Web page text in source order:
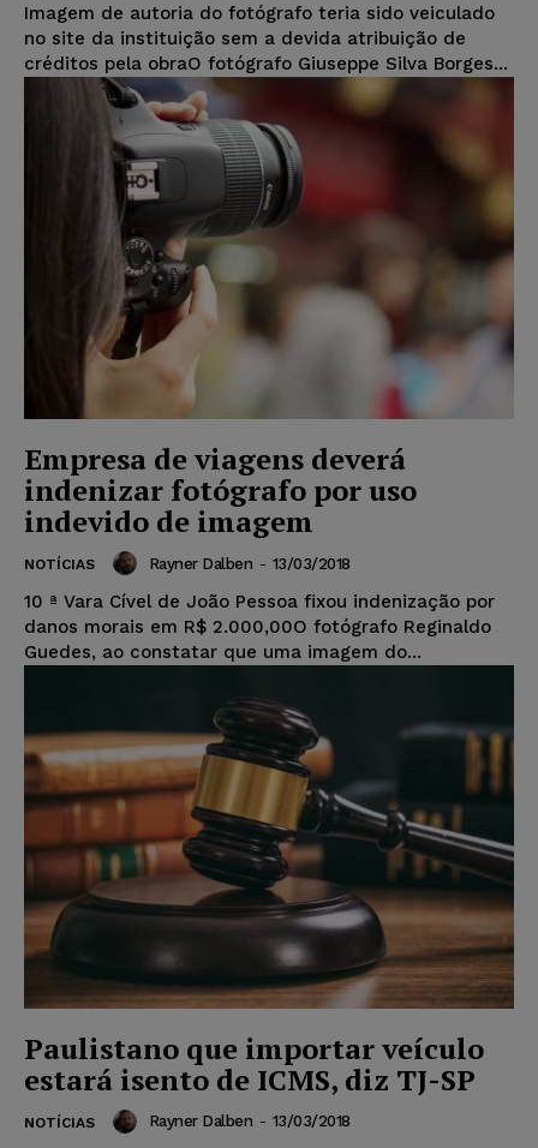
Imagem de autoria do fotógrafo teria sido veiculado
no site da instituição sem a devida atribuição de
créditos pela obraO fotógrafo Giuseppe Silva Borges...
Empresa de viagens deverá
indenizar fotógrafo por uso
indevido de imagem
NOTÍCIAS Rayner Dalben - 13/03/2018
10 ª Vara Cível de João Pessoa fixou indenização por
danos morais em R$ 2.000,00O fotógrafo Reginaldo
Guedes, ao constatar que uma imagem do...
Paulistano que importar veículo
estará isento de ICMS, diz TJ-SP
NOTÍCIAS Rayner Dalben - 13/03/2018